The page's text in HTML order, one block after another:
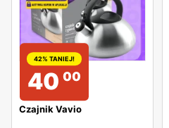
42% TANIEJ!
40 00
Czajnik Vavio